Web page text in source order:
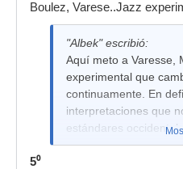
Boulez, Varese..Jazz
"Albek" escribió:
Aquí meto a Varesse,
experimental que
continuamente. En
interpretaciones que
estándares
5⁰